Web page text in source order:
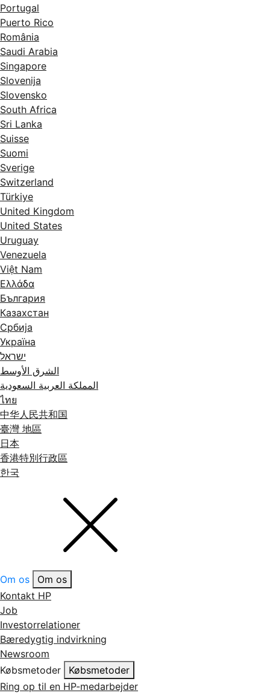
Portugal
Puerto Rico
România
Saudi Arabia
Singapore
Slovenija
Slovensko
South Africa
Sri Lanka
Suisse
Suomi
Sverige
Switzerland
Türkiye
United Kingdom
United States
Uruguay
Venezuela
Việt Nam
Ελλάδα
България
Казахстан
Србија
Україна
ישראל
الشرق الأوسط
المملكة العربية السعودية
ไทย
中华人民共和国
臺灣 地區
日本
香港特別行政區
한국
Om os
Om os
Kontakt HP
Job
Investorrelationer
Bæredygtig indvirkning
Newsroom
Købsmetoder
Købsmetoder
Ring op til en HP-medarbejder